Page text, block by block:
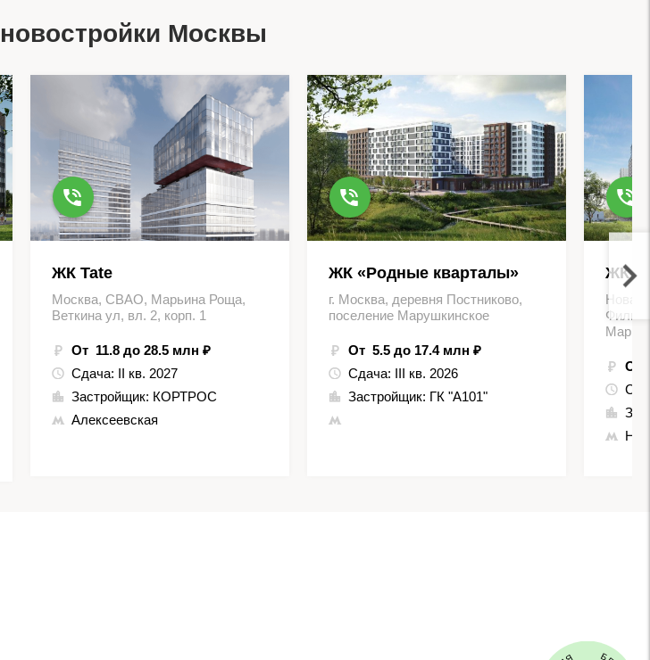
Москвы
ЖК Tate
Москва, СВАО, Марьина Роща,
Веткина ул, вл. 2, корп. 1
От 11.8 до 28.5 млн ₽
Сдача: II кв. 2027
Застройщик: КОРТРОС
Алексеевская
ЖК «Родные кварталы»
г. Москва, деревня Постниково,
поселение Марушкинское
От 5.5 до 17.4 млн ₽
Сдача: III кв. 2026
Застройщик: ГК "А101"
ЖК
Новая
От